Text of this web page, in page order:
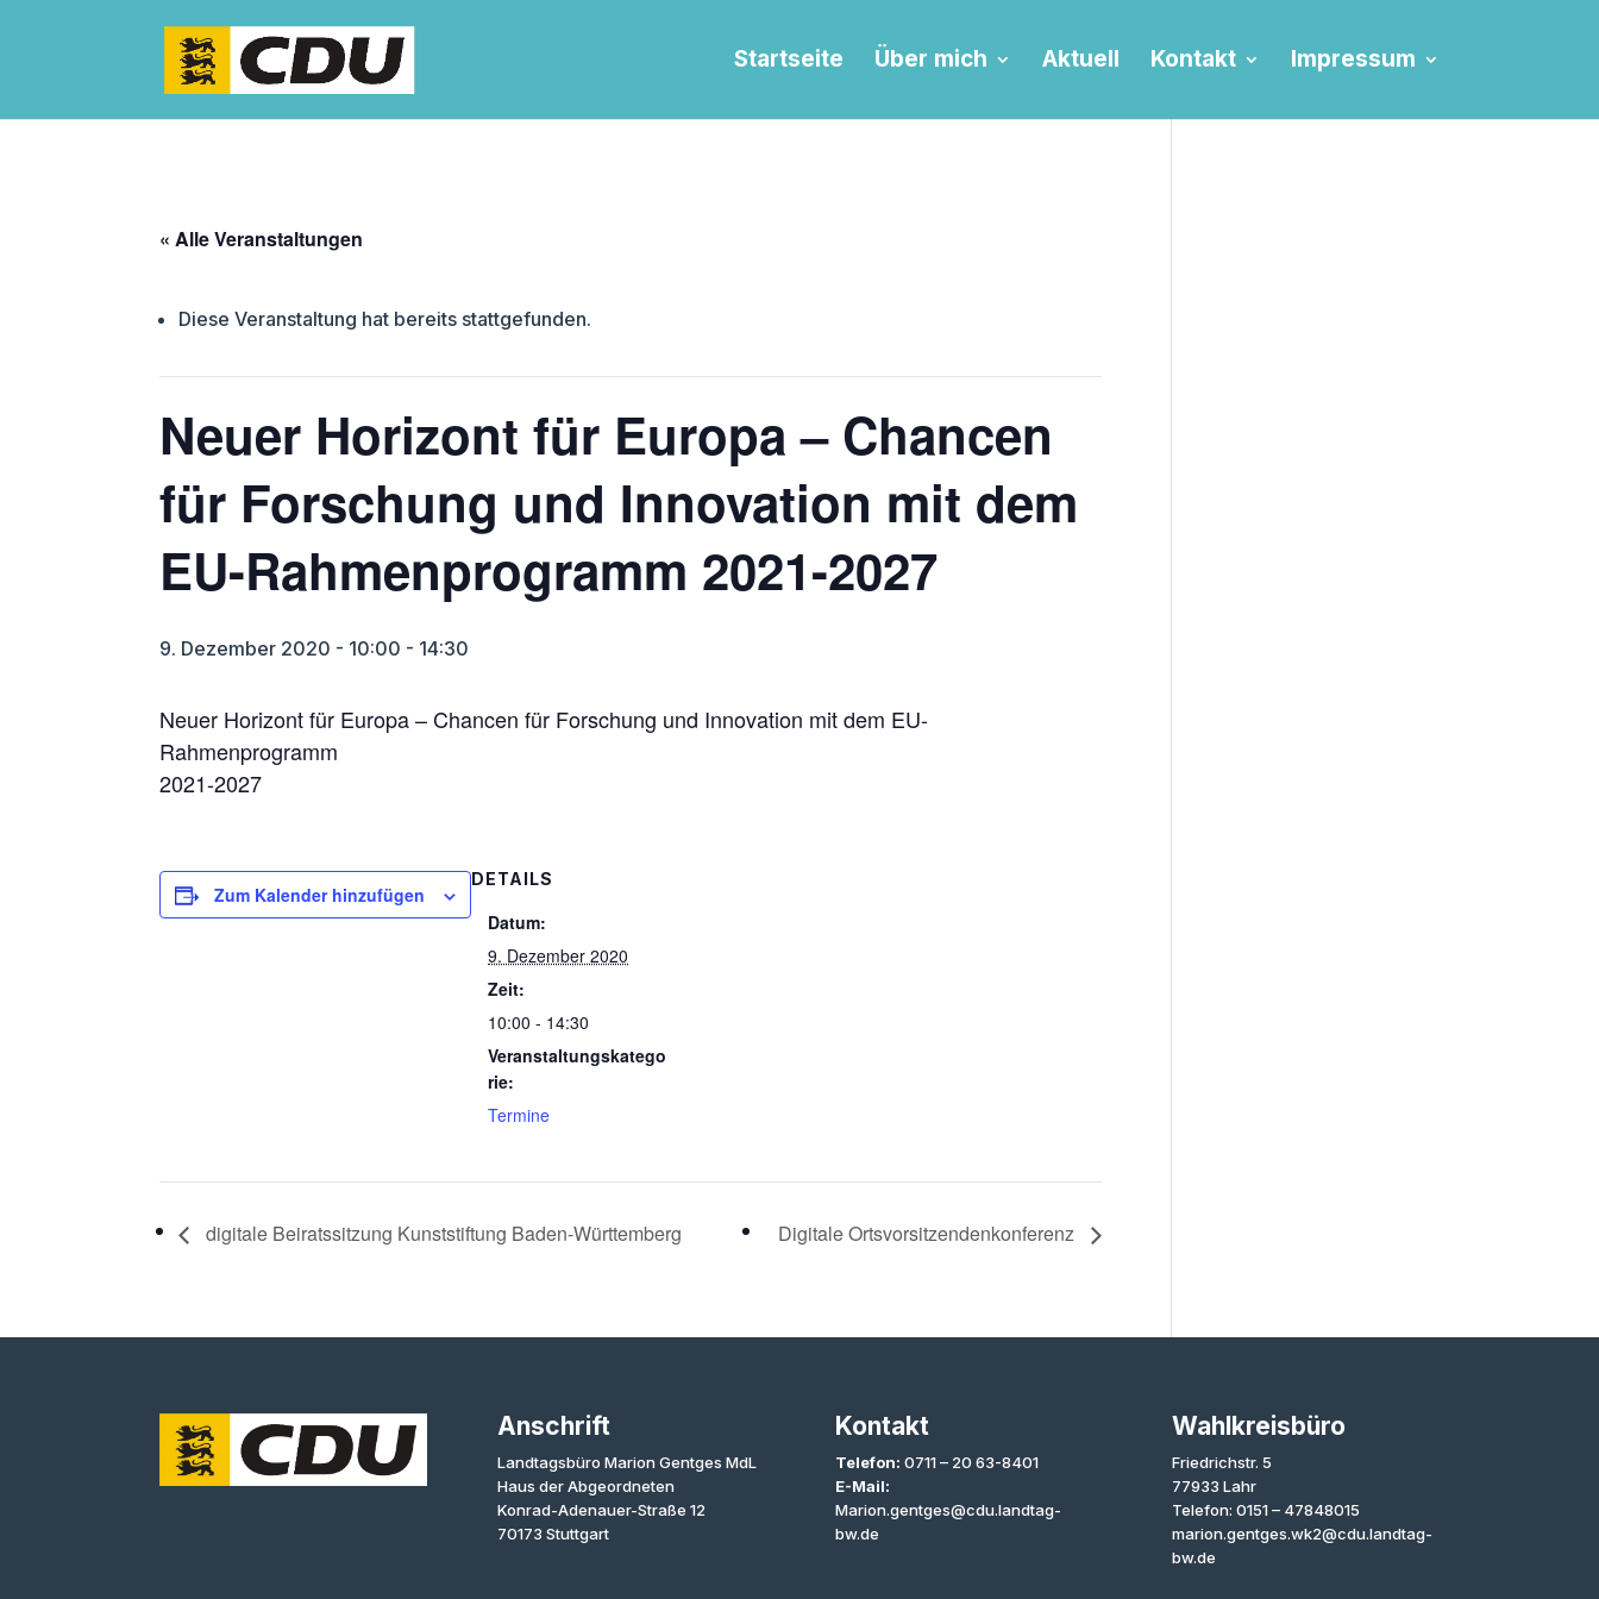
Startseite Über mich Aktuell Kontakt Impressum
« Alle Veranstaltungen
Diese Veranstaltung hat bereits stattgefunden.
Neuer Horizont für Europa – Chancen
für Forschung und Innovation mit dem
EU-Rahmenprogramm 2021-2027
9. Dezember 2020 - 10:00 - 14:30
Neuer Horizont für Europa – Chancen für Forschung und Innovation mit dem EU-
Rahmenprogramm
2021-2027
Zum Kalender hinzufügen
DETAILS
Datum:
9. Dezember 2020
Zeit:
10:00 - 14:30
Veranstaltungskatego
rie:
Termine
digitale Beiratssitzung Kunststiftung Baden-Württemberg Digitale Ortsvorsitzendenkonferenz
Anschrift
Landtagsbüro Marion Gentges MdL
Haus der Abgeordneten
Konrad-Adenauer-Straße 12
70173 Stuttgart
Kontakt
Telefon: 0711 – 20 63-8401
E-Mail:
Marion.gentges@cdu.landtag-
bw.de
Wahlkreisbüro
Friedrichstr. 5
77933 Lahr
Telefon: 0151 – 47848015
marion.gentges.wk2@cdu.landtag-
bw.de